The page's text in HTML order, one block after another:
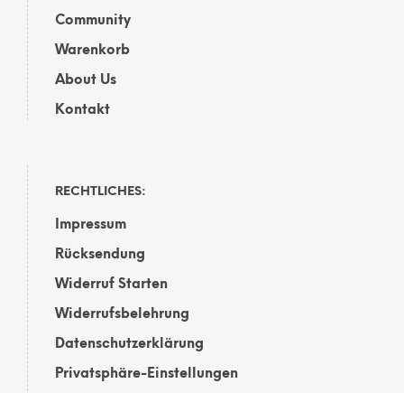
Community
Warenkorb
About Us
Kontakt
RECHTLICHES:
Impressum
Rücksendung
Widerruf Starten
Widerrufsbelehrung
Datenschutzerklärung
Privatsphäre-Einstellungen